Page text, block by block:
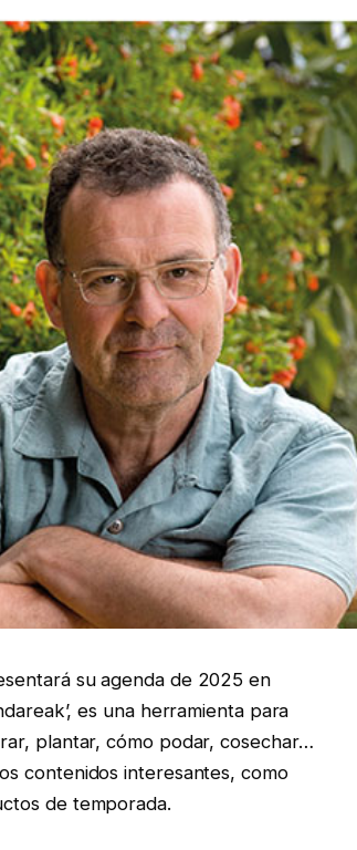
su agenda de 2025 en
es una herramienta para
plantar, cómo podar, cosechar…
contenidos interesantes, como
de temporada.